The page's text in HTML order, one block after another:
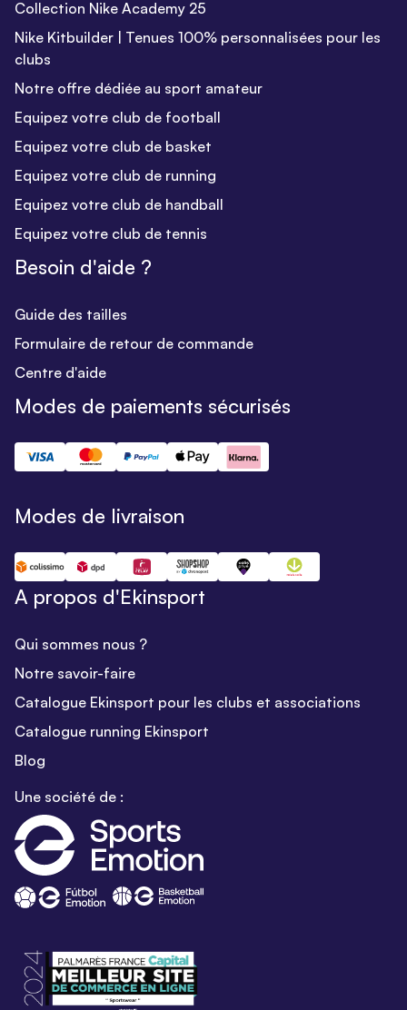
Collection Nike Academy 25
Nike Kitbuilder | Tenues 100% personnalisées pour les
clubs
Notre offre dédiée au sport amateur
Equipez votre club de football
Equipez votre club de basket
Equipez votre club de running
Equipez votre club de handball
Equipez votre club de tennis
Besoin d'aide ?
Guide des tailles
Formulaire de retour de commande
Centre d'aide
Modes de paiements sécurisés
Modes de livraison
A propos d'Ekinsport
Qui sommes nous ?
Notre savoir-faire
Catalogue Ekinsport pour les clubs et associations
Catalogue running Ekinsport
Blog
Une société de :